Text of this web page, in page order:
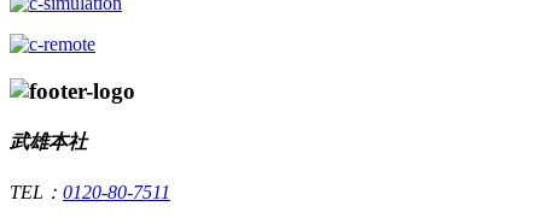
武雄本社
TEL： 0120-80-7511